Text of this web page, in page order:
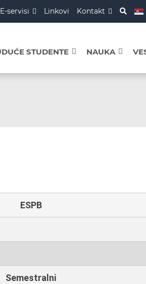
E-servisi Linkovi Kontakt
STUDENTE NAUKA
ESPB
Semestralni